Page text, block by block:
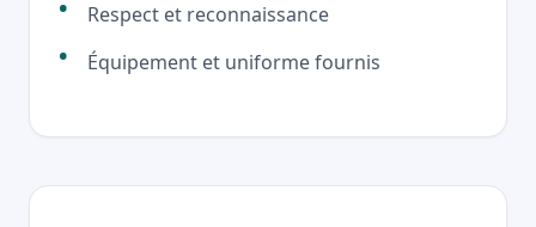
Respect et reconnaissance
Équipement et uniforme fournis